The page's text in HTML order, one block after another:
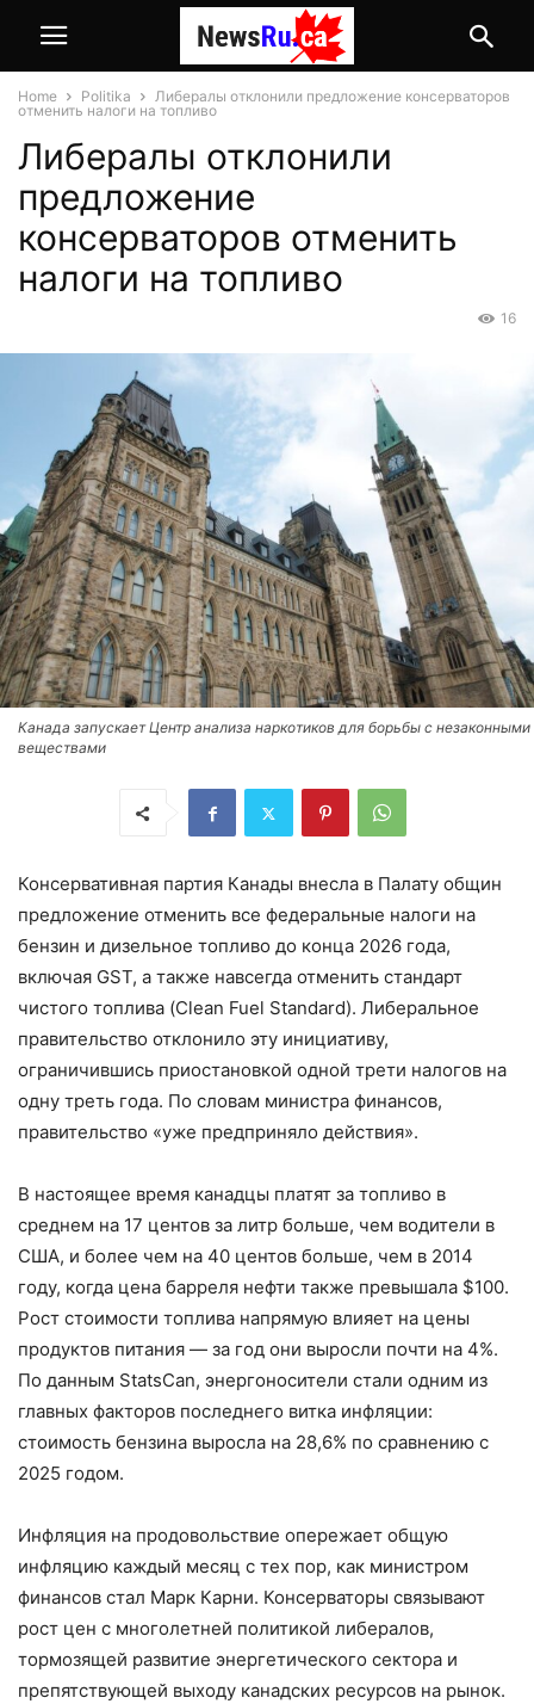
Home Politika
Либералы отклонили предложение консерваторов
отменить налоги на топливо
Либералы отклонили
предложение
консерваторов отменить
налоги на топливо
16
Канада запускает Центр анализа наркотиков для борьбы с незаконными
веществами
Консервативная партия Канады внесла в Палату общин
предложение отменить все федеральные налоги на
бензин и дизельное топливо до конца 2026 года,
включая GST, а также навсегда отменить стандарт
чистого топлива (Clean Fuel Standard). Либеральное
правительство отклонило эту инициативу,
ограничившись приостановкой одной трети налогов на
одну треть года. По словам министра финансов,
правительство «уже предприняло действия».
В настоящее время канадцы платят за топливо в
среднем на 17 центов за литр больше, чем водители в
США, и более чем на 40 центов больше, чем в 2014
году, когда цена барреля нефти также превышала $100.
Рост стоимости топлива напрямую влияет на цены
продуктов питания — за год они выросли почти на 4%.
По данным StatsCan, энергоносители стали одним из
главных факторов последнего витка инфляции:
стоимость бензина выросла на 28,6% по сравнению с
2025 годом.
Инфляция на продовольствие опережает общую
инфляцию каждый месяц с тех пор, как министром
финансов стал Марк Карни. Консерваторы связывают
рост цен с многолетней политикой либералов,
тормозящей развитие энергетического сектора и
препятствующей выходу канадских ресурсов на рынок.